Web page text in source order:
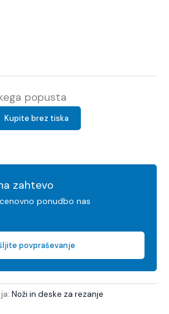
popusta
Kupite brez tiska
zahtevo
ponudbo nas
povpraševanje
Noži in deske za rezanje